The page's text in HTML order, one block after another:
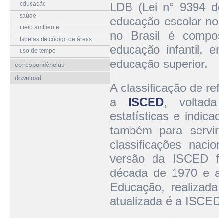
educação
saúde
meio ambiente
tabelas de código de áreas
uso do tempo
correspondências
download
LDB (Lei n° 9394
educação escolar
no Brasil é
educação infantil,
educação superior.
A classificação de
a ISCED,
estatísticas e
também para
classificações
versão da ISCED
década de 1970 e
Educação,
atualizada é a